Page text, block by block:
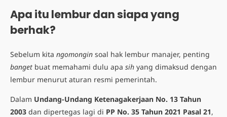
Apa itu lembur dan siapa yang
berhak?
Sebelum kita ngomongin soal hak lembur manajer, penting
banget buat memahami dulu apa sih yang dimaksud dengan
lembur menurut aturan resmi pemerintah.
Dalam Undang-Undang Ketenagakerjaan No. 13 Tahun
2003 dan dipertegas lagi di PP No. 35 Tahun 2021 Pasal 21,